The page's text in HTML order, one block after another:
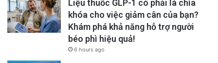
Liệu thuốc GLP-1 có phải là chìa
khóa cho việc giảm cân của bạn?
Khám phá khả năng hỗ trợ người
béo phì hiệu quả!
6 hours ago